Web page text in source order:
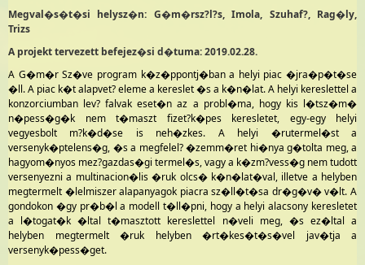
Megval�s�t�si helysz�n: G�m�rsz?l?s, Imola, Szuhaf?, Rag�ly,
Trizs
A projekt tervezett befejez�si d�tuma: 2019.02.28.
A G�m�r Sz�ve program k�z�ppontj�ban a helyi piac �jra�p�t�se
�ll. A piac k�t alapvet? eleme a kereslet �s a k�n�lat. A helyi kereslettel a
konzorciumban lev? falvak eset�n az a probl�ma, hogy kis l�tsz�m�
n�pess�g�k nem t�maszt fizet?k�pes keresletet, egy-egy helyi
vegyesbolt m?k�d�se is neh�zkes. A helyi �rutermel�st a
versenyk�ptelens�g, �s a megfelel? �zemm�ret hi�nya g�tolta meg, a
hagyom�nyos mez?gazdas�gi termel�s, vagy a k�zm?vess�g nem tudott
versenyezni a multinacion�lis �ruk olcs� k�n�lat�val, illetve a helyben
megtermelt �lelmiszer alapanyagok piacra sz�ll�t�sa dr�g�v� v�lt. A
gondokon �gy pr�b�l a modell t�ll�pni, hogy a helyi alacsony keresletet
a l�togat�k �ltal t�masztott kereslettel n�veli meg, �s ez�ltal a
helyben megtermelt �ruk helyben �rt�kes�t�s�vel jav�tja a
versenyk�pess�get.